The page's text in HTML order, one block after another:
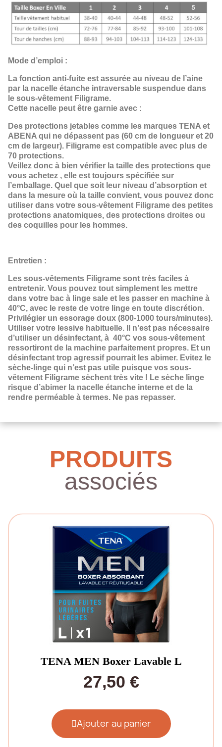
Mode d’emploi :
La fonction anti-fuite est assurée au niveau de l’aine
par la nacelle étanche intraversable suspendue dans
le sous-vêtement Filigrame.
Cette nacelle peut être garnie avec :
Des protections jetables comme les marques TENA et
ABENA qui ne dépassent pas (60 cm de longueur et 20
cm de largeur). Filigrame est compatible avec plus de
70 protections.
Veillez donc à bien vérifier la taille des protections que
vous achetez , elle est toujours spécifiée sur
l’emballage. Quel que soit leur niveau d’absorption et
dans la mesure où la taille convient, vous pouvez donc
utiliser dans votre sous-vêtement Filigrame des petites
protections anatomiques, des protections droites ou
des coquilles pour les hommes.
Entretien :
Les sous-vêtements Filigrame sont très faciles à
entretenir. Vous pouvez tout simplement les mettre
dans votre bac à linge sale et les passer en machine à
40°C, avec le reste de votre linge en toute discrétion.
Privilégier un essorage doux (800-1000 tours/minutes).
Utiliser votre lessive habituelle. Il n’est pas nécessaire
d’utiliser un désinfectant, à 40°C vos sous-vêtement
ressortiront de la machine parfaitement propres. Et un
désinfectant trop agressif pourrait les abimer. Evitez le
sèche-linge qui n’est pas utile puisque vos sous-
vêtement Filigrame sèchent très vite ! Le sèche linge
risque d’abimer la nacelle étanche interne et de la
rendre perméable à termes. Ne pas repasser.
PRODUITS
associés
TENA MEN Boxer Lavable L
27,50 €
Ajouter au panier